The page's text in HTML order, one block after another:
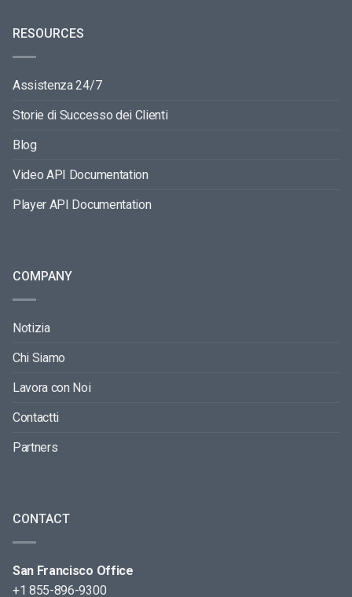
RESOURCES
Assistenza 24/7
Storie di Successo dei Clienti
Blog
Video API Documentation
Player API Documentation
COMPANY
Notizia
Chi Siamo
Lavora con Noi
Contactti
Partners
CONTACT
San Francisco Office
+1 855-896-9300